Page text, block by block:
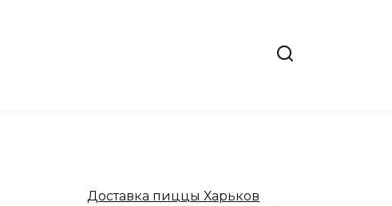
Доставка пиццы Харьков